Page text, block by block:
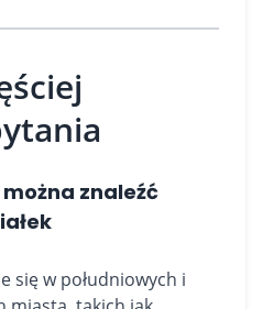
znaleźć
się w południowych i